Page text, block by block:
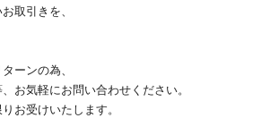
取引きを、
ーンの為、
お気軽にお問い合わせください。
お受けいたします。